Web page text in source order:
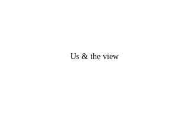
Us & the view